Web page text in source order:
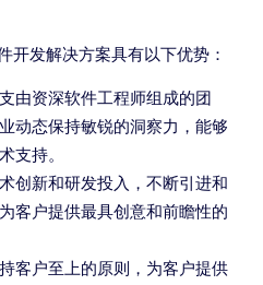
开发解决方案具有以下优势：
由资深软件工程师组成的团
动态保持敏锐的洞察力，能够
支持。
创新和研发投入，不断引进和
客户提供最具创意和前瞻性的
客户至上的原则，为客户提供